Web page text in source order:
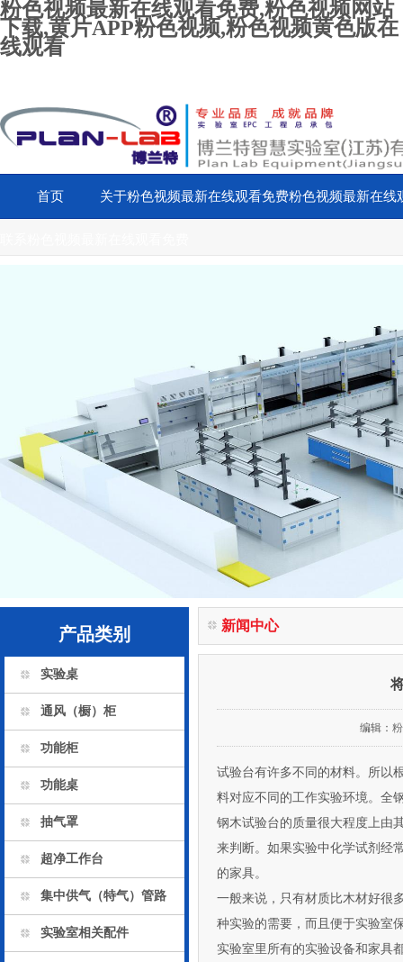
粉色视频最新在线观看免费,粉色视频网站
下载,黄片APP粉色视频,粉色视频黄色版在
线观看
首页 关于粉色视频最新在线观看免费粉色视频最新在线
产品类别
实验桌
通风（橱）柜
功能柜
功能桌
抽气罩
超净工作台
集中供气（特气）管路
实验室相关配件
新闻中心
编辑：
试验台有许多不同的材料。所以
料对应不同的工作实验环境。全
钢木试验台的质量很大程度上由其
来判断。如果实验中化学试剂经
的家具。
一般来说，只有材质比木材好很
种实验的需要，而且便于实验室保
实验室里所有的实验设备和家具都